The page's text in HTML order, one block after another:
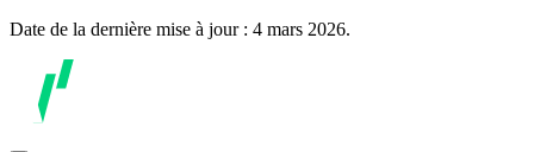
Date de la dernière mise à jour : 4 mars 2026.